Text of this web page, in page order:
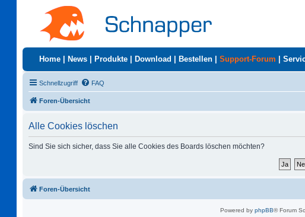
Home News Produkte Download Bestellen Support-Forum
Schnellzugriff FAQ
Foren-Übersicht
Alle Cookies löschen
Sind Sie sich sicher, dass Sie alle Cookies des Boards löschen möchten?
Foren-Übersicht
Powered by phpBB® Forum